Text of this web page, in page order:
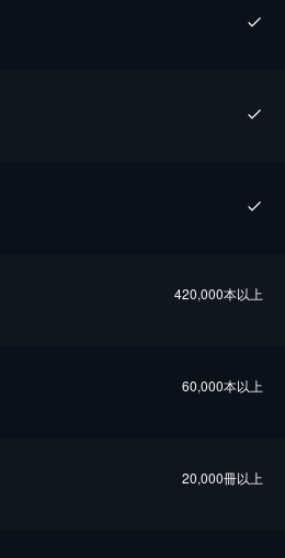
420,000本以上
60,000本以上
20,000冊以上